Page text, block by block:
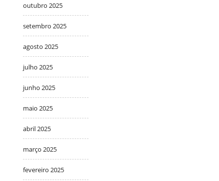
outubro 2025
setembro 2025
agosto 2025
julho 2025
junho 2025
maio 2025
abril 2025
março 2025
fevereiro 2025